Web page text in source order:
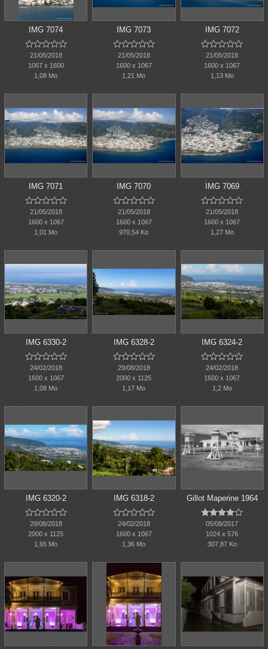
IMG 7074

21/05/2018
1067 x 1600
1,08 Mo
IMG 7073

21/05/2018
1600 x 1067
1,21 Mo
IMG 7072

21/05/2018
1600 x 1067
1,13 Mo
IMG 7071

21/05/2018
1600 x 1067
1,01 Mo
IMG 7070

21/05/2018
1600 x 1067
970,54 Ko
IMG 7069

21/05/2018
1600 x 1067
1,27 Mo
IMG 6330-2

24/02/2018
1600 x 1067
1,08 Mo
IMG 6328-2

29/08/2018
2000 x 1125
1,17 Mo
IMG 6324-2

24/02/2018
1600 x 1067
1,2 Mo
IMG 6320-2

29/08/2018
2000 x 1125
1,65 Mo
IMG 6318-2

24/02/2018
1600 x 1067
1,36 Mo
Gillot Maperine 1964

05/08/2017
1024 x 576
307,87 Ko